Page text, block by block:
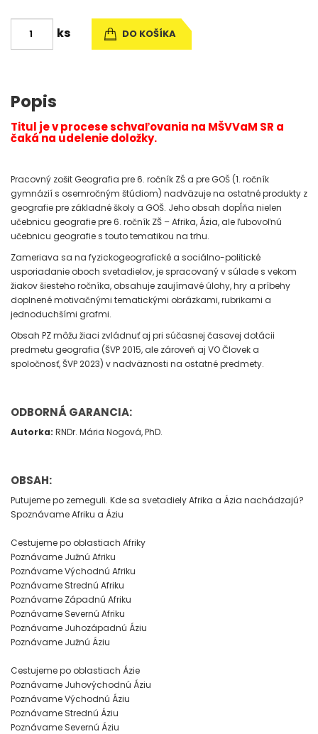
ks DO KOŠÍKA
Popis
Titul je v procese schvaľovania na MŠVVaM SR a
čaká na udelenie doložky.
Pracovný zošit Geografia pre 6. ročník ZŠ a pre GOŠ (1. ročník
gymnázií s osemročným štúdiom) nadväzuje na ostatné produkty z
geografie pre základné školy a GOŠ. Jeho obsah dopĺňa nielen
učebnicu geografie pre 6. ročník ZŠ – Afrika, Ázia, ale ľubovoľnú
učebnicu geografie s touto tematikou na trhu.
Zameriava sa na fyzickogeografické a sociálno-politické
usporiadanie oboch svetadielov, je spracovaný v súlade s vekom
žiakov šiesteho ročníka, obsahuje zaujímavé úlohy, hry a príbehy
doplnené motivačnými tematickými obrázkami, rubrikami a
jednoduchšími grafmi.
Obsah PZ môžu žiaci zvládnuť aj pri súčasnej časovej dotácii
predmetu geografia (ŠVP 2015, ale zároveň aj VO Človek a
spoločnosť, ŠVP 2023) v nadväznosti na ostatné predmety.
ODBORNÁ GARANCIA:
Autorka: RNDr. Mária Nogová, PhD.
OBSAH:
Putujeme po zemeguli. Kde sa svetadiely Afrika a Ázia nachádzajú?
Spoznávame Afriku a Áziu
Cestujeme po oblastiach Afriky
Poznávame Južnú Afriku
Poznávame Východnú Afriku
Poznávame Strednú Afriku
Poznávame Západnú Afriku
Poznávame Severnú Afriku
Poznávame Juhozápadnú Áziu
Poznávame Južnú Áziu
Cestujeme po oblastiach Ázie
Poznávame Juhovýchodnú Áziu
Poznávame Východnú Áziu
Poznávame Strednú Áziu
Poznávame Severnú Áziu